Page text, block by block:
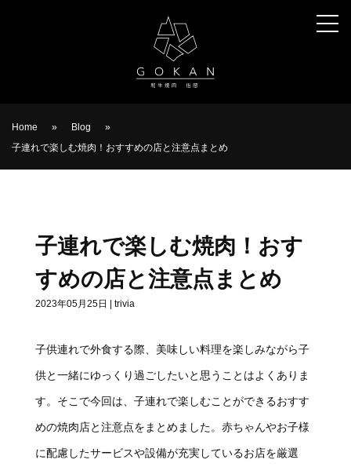
Home » Blog
»
子連れで楽しむ焼肉！おすすめの店と注意点まとめ
子連れで楽しむ焼肉！おす
すめの店と注意点まとめ
2023年05月25日 trivia
子供連れで外食する際、美味しい料理を楽しみながら子
供と一緒にゆっくり過ごしたいと思うことはよくありま
す。そこで今回は、子連れで楽しむことができるおすす
めの焼肉店と注意点をまとめました。赤ちゃんやお子様
に配慮したサービスや設備が充実しているお店を厳選